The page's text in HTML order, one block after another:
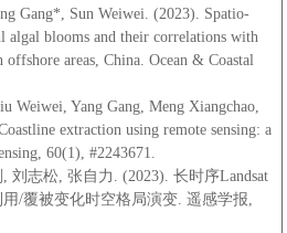
Gang*, Sun Weiwei. (2023). Spatio-
blooms and their correlations with
areas, China. Ocean & Coastal
Weiwei, Yang Gang, Meng Xiangchao,
extraction using remote sensing: a
60(1), #2243671.
刘志松, 张自力. (2023). 长时序Landsat
/覆被变化时空格局演变. 遥感学报,